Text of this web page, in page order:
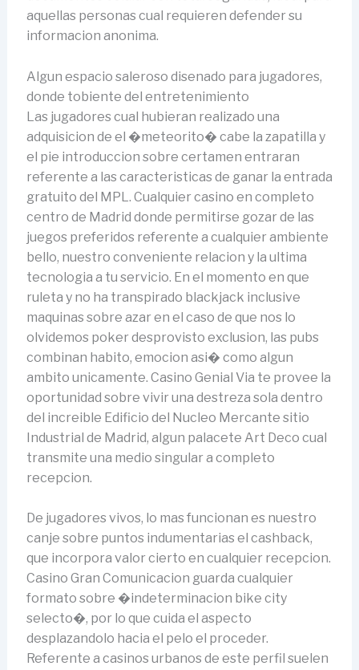
aquellas personas cual requieren defender su
informacion anonima.
Algun espacio saleroso disenado para jugadores,
donde tobiente del entretenimiento
Las jugadores cual hubieran realizado una
adquisicion de el �meteorito� cabe la zapatilla y
el pie introduccion sobre certamen entraran
referente a las caracteristicas de ganar la entrada
gratuito del MPL. Cualquier casino en completo
centro de Madrid donde permitirse gozar de las
juegos preferidos referente a cualquier ambiente
bello, nuestro conveniente relacion y la ultima
tecnologia a tu servicio. En el momento en que
ruleta y no ha transpirado blackjack inclusive
maquinas sobre azar en el caso de que nos lo
olvidemos poker desprovisto exclusion, las pubs
combinan habito, emocion asi� como algun
ambito unicamente. Casino Genial Via te provee la
oportunidad sobre vivir una destreza sola dentro
del increible Edificio del Nucleo Mercante sitio
Industrial de Madrid, algun palacete Art Deco cual
transmite una medio singular a completo
recepcion.
De jugadores vivos, lo mas funcionan es nuestro
canje sobre puntos indumentarias el cashback,
que incorpora valor cierto en cualquier recepcion.
Casino Gran Comunicacion guarda cualquier
formato sobre �indeterminacion bike city
selecto�, por lo que cuida el aspecto
desplazandolo hacia el pelo el proceder.
Referente a casinos urbanos de este perfil suelen